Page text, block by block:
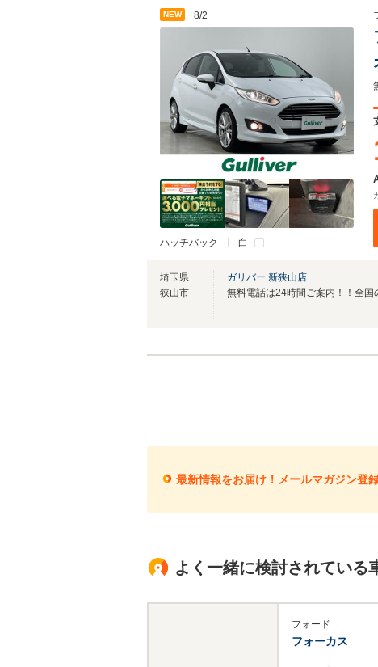
NEW 8/2
ハッチバック 白
埼玉県
狭山市
ガリバー 新狭山店
最新情報をお届け！メールマガジン登
よく一緒に検討されている
フォード
フォーカス